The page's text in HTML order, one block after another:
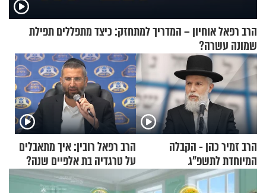
הרב רפאל אוחיון – המדריך למתחזק: כיצד מתפללים תפילת
שמונה עשרה?
הרב זמיר כהן - הקבלה
המיוחדת לתשפ"ג
הרב רפאל רובין: איך מתאבלים
על טרגדיה בת אלפיים שנה?